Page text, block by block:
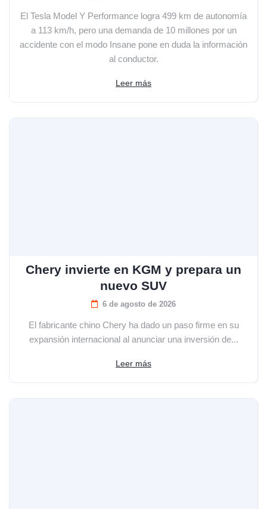
El Tesla Model Y Performance logra 499 km de autonomía
a 113 km/h, pero una demanda de 10 millones por un
accidente con el modo Insane pone en duda la información
al conductor.
Leer más
Chery invierte en KGM y prepara un
nuevo SUV
6 de agosto de 2026
El fabricante chino Chery ha dado un paso firme en su
expansión internacional al anunciar una inversión de...
Leer más